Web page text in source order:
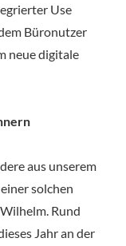
Use
Büronutzer
neue digitale
aus unserem
solchen
Rund
Jahr an der